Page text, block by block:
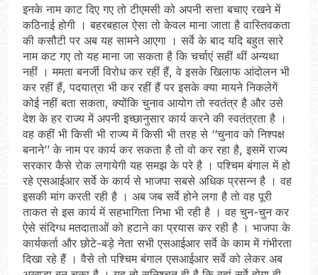
इनके नाम काट दिए गए तो टीएमसी को अपनी सत्ता बचाए रखने में
कठिनाई होगी । बहरबहाल ऐसा तो केवल माना जाता है वास्तिवकता
की कसौटी पर अब यह सामने आएगा । सर्वे के बाद यदि बहुत सारे
नाम कट गए तो यह माना जा सकता है कि चर्चाएं सहीं थीं अन्यथा
नहीं । ममता बनर्जी विरोध कर रहीं हैं, वे इसके खिलाफ आंदोलन भी
कर रहीं हैं, पदयात्रा भी कर रहीं हैं पर इसके क्या मायने निकलेगें
कोई नहीं बता सकता, क्योंकि चुनाव आयोग तो स्वतंत्र है और उसे
देश के हर राज्य में अपनी इच्छानुसार कार्य करने की स्वतंत्रता है ।
वह कहीं भी किसी भी राज्य में किसी भी तरह से ‘‘चुनाव को निश्पक्ष
बनाने’’ के नाम पर कार्य कर सकता है तो वो कर रहा है, इसमें राज्य
सरकार कैसे रोक लगायेगी यह समझ के परे है । पश्चिम बंगाल में हो
रहे एसआईआर सर्वे के कार्य से भाजपा सबसे अधिक प्रसन्न है । वह
इसकी मांग करती रही है । अब जब सर्वे होने लगा है तो वह पूरी
ताकत से इस कार्य में सहभागिता निभा भी रही है । वह चुन-चुन कर
ऐसे संदिग्ध मतदाताओं को हटाने का प्रयास कर रही है । भाजपा के
कार्यकर्ता और छोटे-बड़े नेता सभी एसआईआर सर्वे के काम में गंभीरता
दिखा रहे हैं । वैसे तो पश्चिम बंगाल एसआईआर सर्वे को लेकर अब